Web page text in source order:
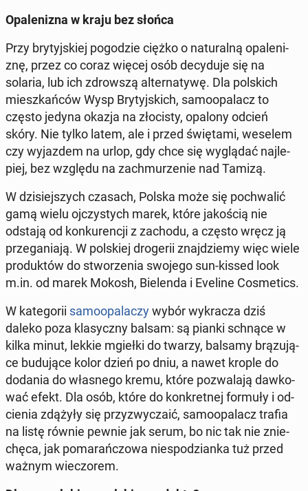
Opa­le­ni­zna w kraju bez słońca
Przy bry­tyj­skiej po­go­dzie ciężko o na­tu­ral­ną opa­le­ni­
znę, przez co coraz więcej osób de­cy­du­je się na
solaria, lub ich zdrow­szą al­ter­na­ty­wę. Dla pol­skich
miesz­kań­ców Wysp Bry­tyj­skich, sa­mo­opa­lacz to
często jedyna okazja na zło­ci­sty, opalony odcień
skóry. Nie tylko latem, ale i przed świę­ta­mi, weselem
czy wy­jaz­dem na urlop, gdy chce się wy­glą­dać naj­le­
piej, bez względu na za­chmu­rze­nie nad Tamizą.
W dzi­siej­szych czasach, Polska może się po­chwa­lić
gamą wielu oj­czy­stych marek, które ja­ko­ścią nie
odstają od kon­ku­ren­cji z zachodu, a często wręcz ją
prze­ga­nia­ją. W pol­skiej dro­ge­rii znaj­dzie­my więc wiele
pro­duk­tów do stwo­rze­nia swojego sun-kissed look
m.in. od marek Mokosh, Bie­len­da i Eveline Co­sme­tics.
W ka­te­go­rii sa­mo­opa­la­czywybór wy­kra­cza dziś
daleko poza kla­sycz­ny balsam: są pianki schnące w
kilka minut, lekkie mgiełki do twarzy, balsamy brą­zu­ją­
ce bu­du­ją­ce kolor dzień po dniu, a nawet krople do
dodania do wła­sne­go kremu, które po­zwa­la­ją daw­ko­
wać efekt. Dla osób, które do kon­kret­nej formuły i od­
cie­nia zdążyły się przy­zwy­cza­ić, sa­mo­opa­lacz trafia
na listę równie pewnie jak serum, bo nic tak nie znie­
chę­ca, jak po­ma­rań­czo­wa nie­spo­dzian­ka tuż przed
ważnym wie­czo­rem.